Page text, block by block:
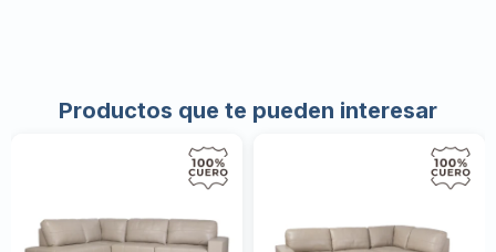
Productos que te pueden interesar